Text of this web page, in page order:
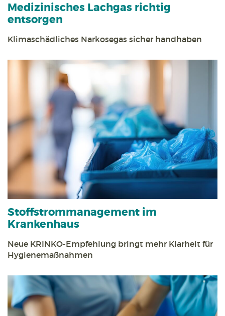
Medizinisches Lachgas richtig
entsorgen
Klimaschädliches Narkosegas sicher handhaben
Stoff­strom­management im
Krankenhaus
Neue KRINKO-Empfehlung bringt mehr Klarheit für
Hygienemaßnahmen